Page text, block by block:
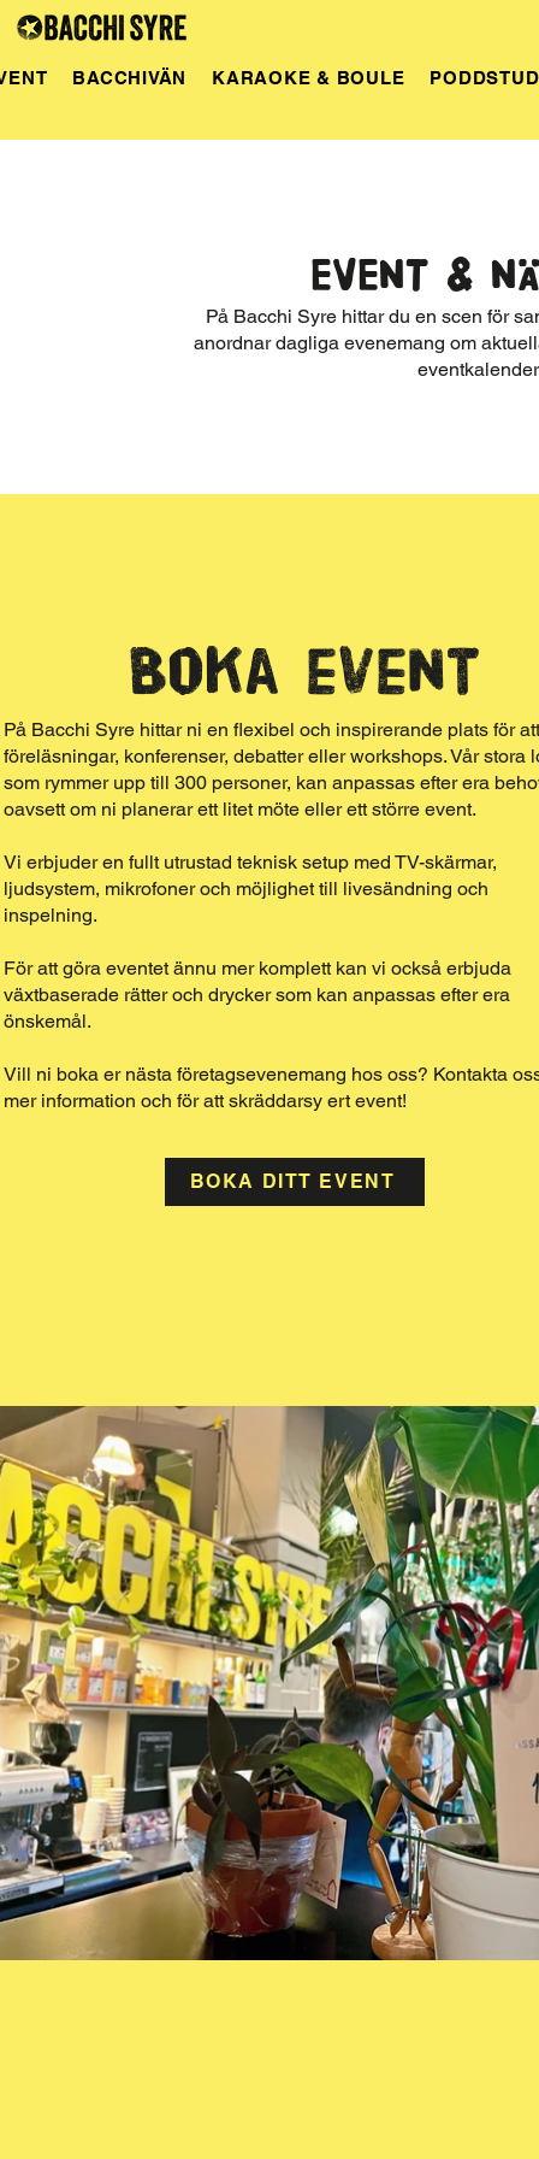
BACCHIVÄN KARAOKE & BOULE
EVENT &
På Bacchi Syre hittar du en scen för
anordnar dagliga evenemang om
Boka event
På Bacchi Syre hittar ni en flexibel och inspirerande plats för
föreläsningar, konferenser, debatter eller workshops. Vår stora
som rymmer upp till 300 personer, kan anpassas efter era
oavsett om ni planerar ett litet möte eller ett större event.
Vi erbjuder en fullt utrustad teknisk setup med TV-skärmar,
ljudsystem, mikrofoner och möjlighet till livesändning och
inspelning.
För att göra eventet ännu mer komplett kan vi också erbjuda
växtbaserade rätter och drycker som kan anpassas efter era
önskemål.
Vill ni boka er nästa företagsevenemang hos oss? Kontakta
mer information och för att skräddarsy ert event!
BOKA DITT EVENT